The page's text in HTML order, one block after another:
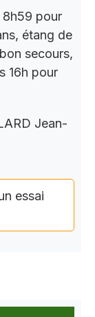
8h59 pour
étang de
secours,
16h pour
Jean-
essai